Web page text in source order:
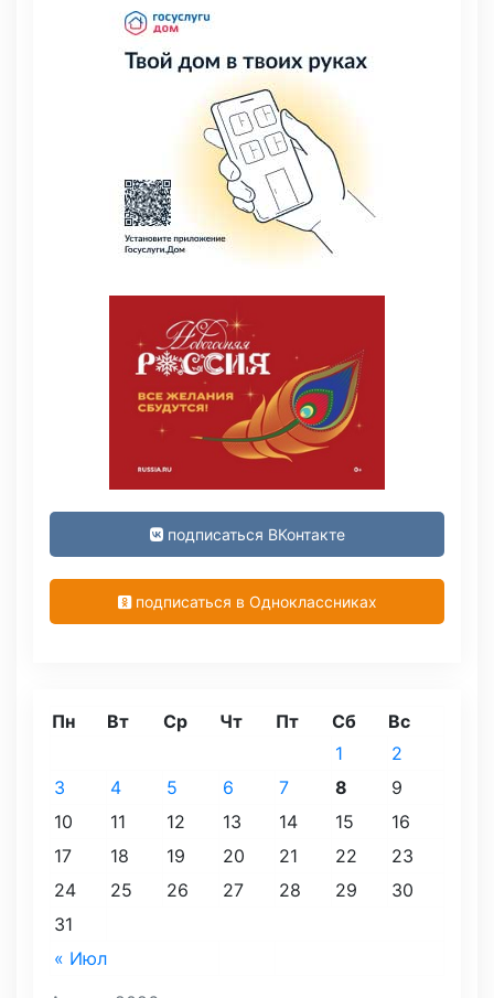
подписаться ВКонтакте
подписаться в Одноклассниках
Пн Вт Ср Чт Пт Сб Вс
« Июл
1
2
3
4 5 6 7 8
9
10
11 12 13 14 15
16
17
18 19 20 21 22
23
24
25 26 27 28 29
30
31